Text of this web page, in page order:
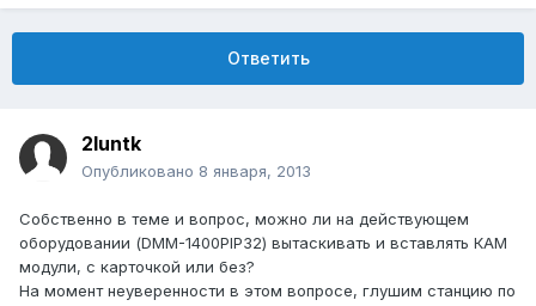
Ответить
2luntk
Опубликовано 8 января, 2013
Собственно в теме и вопрос, можно ли на действующем
оборудовании (DMM-1400PIP32) вытаскивать и вставлять КАМ
модули, с карточкой или без?
На момент неуверенности в этом вопросе, глушим станцию по